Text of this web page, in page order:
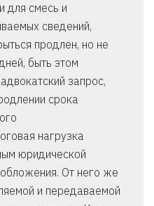
для смесь и
сведений,
продлен, но не
быть этом
запрос,
срока
нагрузка
юридической
От него же
и передаваемой